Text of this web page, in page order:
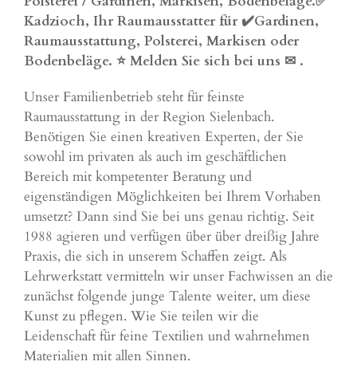
Kadzioch, Ihr Raumausstatter für ✔️Gardinen,
Raumausstattung, Polsterei, Markisen oder
Bodenbeläge. ⭐ Melden Sie sich bei uns ✉ .
Unser Familienbetrieb steht für feinste
Raumausstattung in der Region Sielenbach.
Benötigen Sie einen kreativen Experten, der Sie
sowohl im privaten als auch im geschäftlichen
Bereich mit kompetenter Beratung und
eigenständigen Möglichkeiten bei Ihrem Vorhaben
umsetzt? Dann sind Sie bei uns genau richtig. Seit
1988 agieren und verfügen über über dreißig Jahre
Praxis, die sich in unserem Schaffen zeigt. Als
Lehrwerkstatt vermitteln wir unser Fachwissen an die
zunächst folgende junge Talente weiter, um diese
Kunst zu pflegen. Wie Sie teilen wir die
Leidenschaft für feine Textilien und wahrnehmen
Materialien mit allen Sinnen.